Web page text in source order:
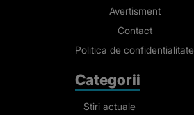
Avertisment
Contact
Politica de confidentialitate
Categorii
Stiri actuale